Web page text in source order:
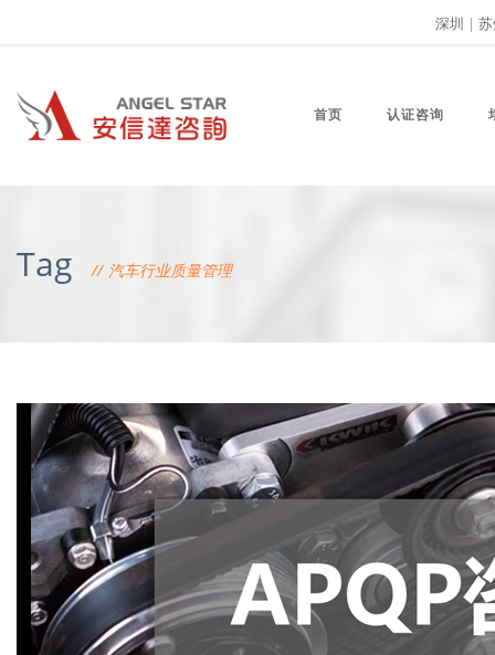
深圳 |
首页 认证咨询
Tag 汽车行业质量管理